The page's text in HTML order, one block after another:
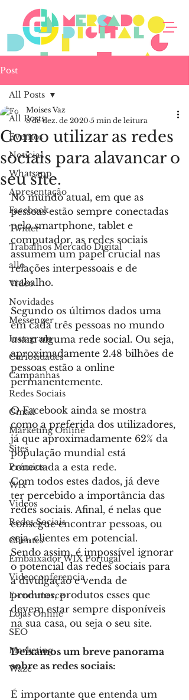
Post
All Posts
Eventos
Noticias
Whatsapp
Apresentação
Facebook
Twitter
Trabalhos Mercado Digital
allo
Video
Novidades
Messenger
Instagram
Curiosidades
Campanhas
Redes Sociais
Gmail
Marketing Online
Sites
Prémios
Wix
Videos
Redes Sociais
Clientes
Embaixador WIX Portugal
Videoconferencia
E-commerce
Lojas Online
SEO
Marketing
Waze
All Posts
Como utilizar as redes
sociais para alavancar o
seu site.
Moises Vaz
8 de dez. de 2020 5 min de leitura
No mundo atual, em que as
pessoas estão sempre conectadas
pelo smartphone, tablet e
computador, as redes sociais
assumem um papel crucial nas
relações interpessoais e de
trabalho.
Segundo os últimos dados uma
em cada três pessoas no mundo
usam alguma rede social. Ou seja,
aproximadamente 2.48 bilhões de
pessoas estão a online
permanentemente.
O Facebook ainda se mostra
como a preferida dos utilizadores,
já que aproximadamente 62% da
população mundial está
conectada a esta rede.
Com todos estes dados, já deve
ter percebido a importância das
redes sociais. Afinal, é nelas que
consegue encontrar pessoas, ou
seja, clientes em potencial.
Sendo assim, é impossível ignorar
o potencial das redes sociais para
a divulgação e venda de
produtos, produtos esses que
devem estar sempre disponíveis
na sua casa, ou seja o seu site.
Deixamos um breve panorama
sobre as redes sociais:
É importante que entenda um